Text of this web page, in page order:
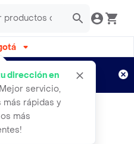
dirección en
Mejor servicio,
más rápidas y
más
semanas
Aplican TyC